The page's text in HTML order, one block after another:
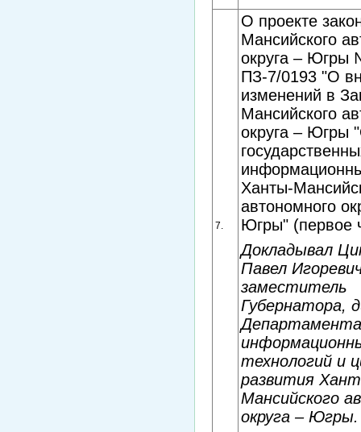
7.
О проекте
Мансийского
округа – Югры
ПЗ-7/0193 "О
изменений в
Мансийского
округа – Югры
Ханты-
автономного
Югры" (первое
Докладывал
Павел
заместитель
Губернатора,
Департамента
технологий и
развития
Мансийского
округа – Югры.